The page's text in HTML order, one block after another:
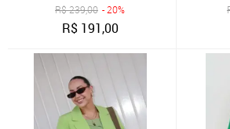
R$239,00 - 20%
R$ 191,00